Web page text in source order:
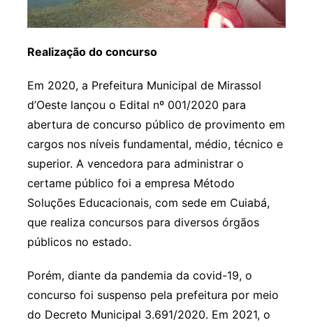
Realização do concurso
Em 2020, a Prefeitura Municipal de Mirassol
d’Oeste lançou o Edital nº 001/2020 para
abertura de concurso público de provimento em
cargos nos níveis fundamental, médio, técnico e
superior. A vencedora para administrar o
certame público foi a empresa Método
Soluções Educacionais, com sede em Cuiabá,
que realiza concursos para diversos órgãos
públicos no estado.
Porém, diante da pandemia da covid-19, o
concurso foi suspenso pela prefeitura por meio
do Decreto Municipal 3.691/2020. Em 2021, o